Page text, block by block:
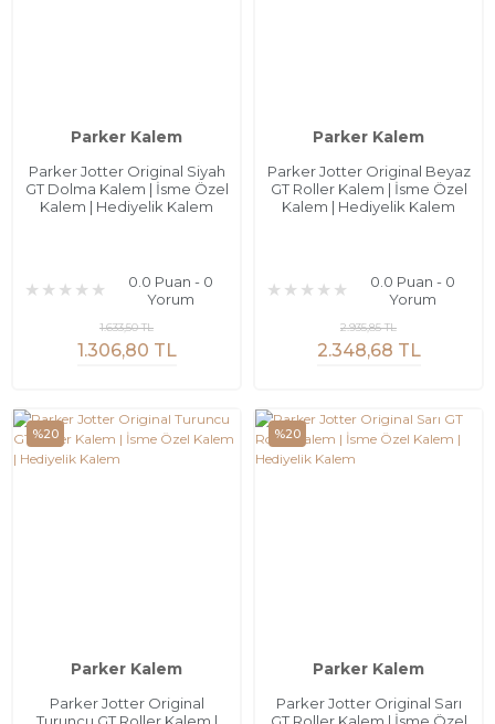
Parker Kalem
Parker Jotter Original Siyah
GT Dolma Kalem | İsme Özel
Kalem | Hediyelik Kalem
0.0 Puan - 0
Yorum
1.306,80 TL
1.633,50 TL
Parker Kalem
Parker Jotter Original Beyaz
GT Roller Kalem | İsme Özel
Kalem | Hediyelik Kalem
0.0 Puan - 0
Yorum
2.348,68 TL
2.935,85 TL
%20
Parker Kalem
Parker Jotter Original
%20
Parker Kalem
Parker Jotter Original Sarı